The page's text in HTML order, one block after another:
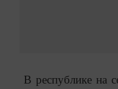
В республике на